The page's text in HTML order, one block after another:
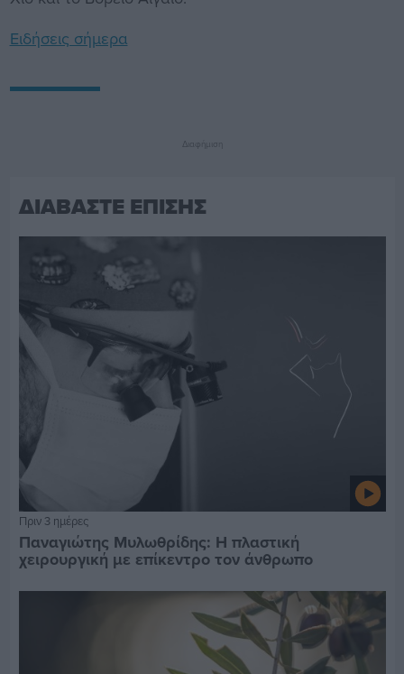
Ειδήσεις σήμερα
Διαφήμιση
ΔΙΑΒΑΣΤΕ ΕΠΙΣΗΣ
Πριν 3 ημέρες
Παναγιώτης Μυλωθρίδης: Η πλαστική
χειρουργική με επίκεντρο τον άνθρωπο